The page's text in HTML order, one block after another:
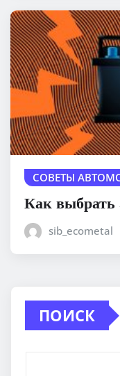
СОВЕТЫ
Как выбрать
sib_ecometal
ПОИСК